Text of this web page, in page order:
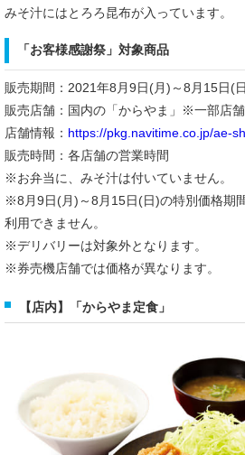
みそ汁にはとろろ昆布が入っています。
「お客様感謝祭」対象商品
販売期間：2021年8月9日(月)～8月15日(
販売店舗：国内の「からやま」※一部店舗
店舗情報： https://pkg.navitime.co.jp/ae-
販売時間：各店舗の営業時間
※お弁当に、みそ汁は付いていません。
※8月9日(月)～8月15日(日)の特別価格期
利用できません。
※デリバリーは対象外となります。
※券売機店舗では価格が異なります。
【店内】「からやま定食」